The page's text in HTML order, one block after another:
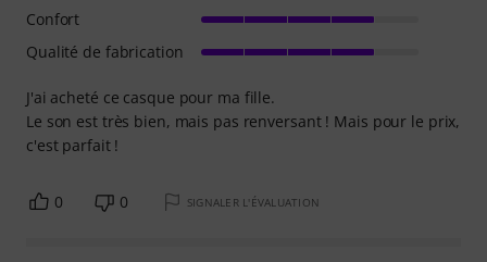
J'ai acheté ce casque pour ma fille.
Le son est très bien, mais pas renversant ! Mais pour le prix,
c'est parfait !
Confort
Qualité de fabrication
0 0 SIGNALER L'ÉVALUATION